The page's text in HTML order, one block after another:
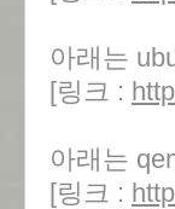
아래는
[링크 :
아래는
[링크 :